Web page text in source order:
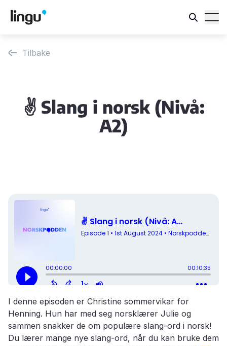
Tilbake
✌️ Slang i norsk (Nivå:
A2)
I denne episoden er Christine sommervikar for
Henning. Hun har med seg norsklærer Julie og
sammen snakker de om populære slang-ord i norsk!
Du lærer mange nye slang-ord, når du kan bruke dem